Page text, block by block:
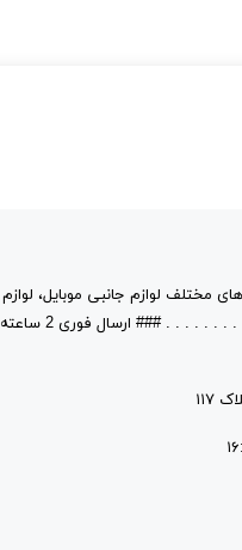
مختلف لوازم جانبی موبایل، لوازم
جانبی کامپیوتر، قطعات، حافظه های جانبی و نرم افزار در خدمت شماست. . . . . . . . . ### ارسال فوری 2 ساعته